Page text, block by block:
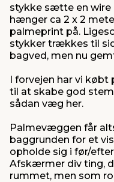
stykke sætte en wire
hænger ca 2 x 2
palmeprint på.
stykker trækkes til
bagved, men nu
I forvejen har vi
til at skabe god
sådan væg her.
Palmevæggen får
baggrunden for et
opholde sig i før/
Afskærmer div ting,
rummet, men som